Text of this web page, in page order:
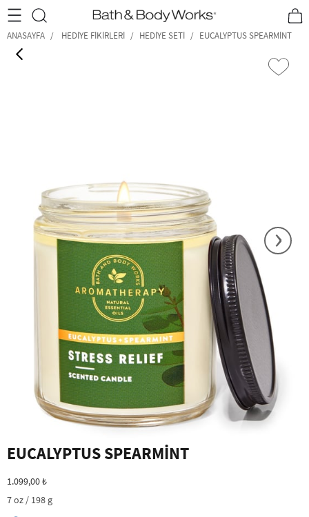
•2200₺ ve Üzeri Kargo Ücretsiz!• *Promosyon Detayları
ANASAYFA HEDIYE FIKIRLERI HEDIYE SETI EUCALYPTUS SPEARMİNT
‹ ›
EUCALYPTUS SPEARMİNT
1.099,00 ₺
7 oz / 198 g